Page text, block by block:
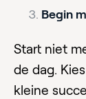
Begin
Start niet
de dag.
kleine